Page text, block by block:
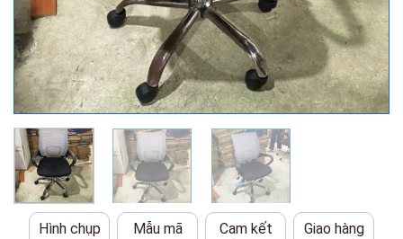
Hình chụp
Mẫu mã
Cam kết
Giao hàng